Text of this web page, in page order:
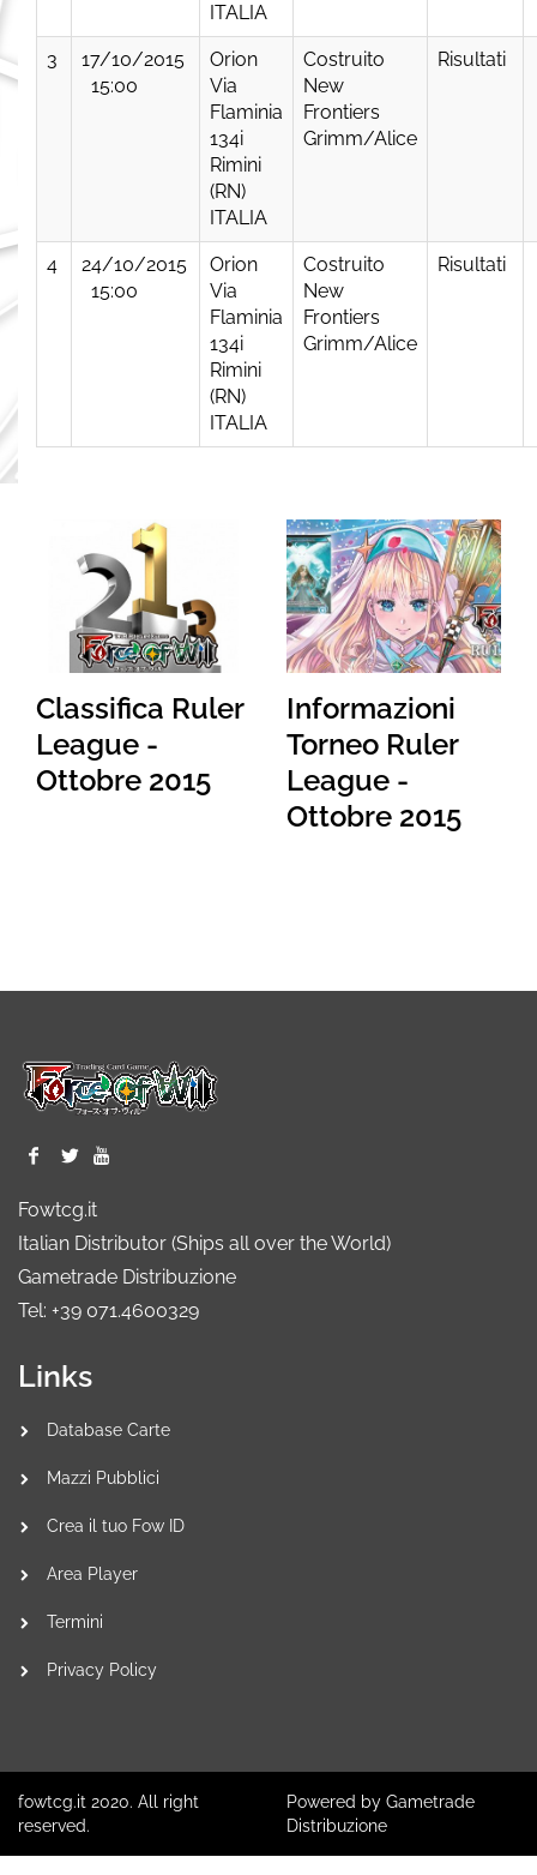
ITALIA
3
17/10/2015
15:00
Orion
Via
Flaminia
134i
Rimini
(RN)
ITALIA
Costruito
New
Frontiers
Grimm/Alice
Risultati
4
24/10/2015
15:00
Orion
Via
Flaminia
134i
Rimini
(RN)
ITALIA
Costruito
New
Frontiers
Grimm/Alice
Risultati
Classifica Ruler
League -
Ottobre 2015
Informazioni
Torneo Ruler
League -
Ottobre 2015
Fowtcg.it
Italian Distributor (Ships all over the World)
Gametrade Distribuzione
Tel: +39 071.4600329
Links
Database Carte
Mazzi Pubblici
Crea il tuo Fow ID
Area Player
Termini
Privacy Policy
fowtcg.it 2020. All right
reserved.
Powered by Gametrade
Distribuzione